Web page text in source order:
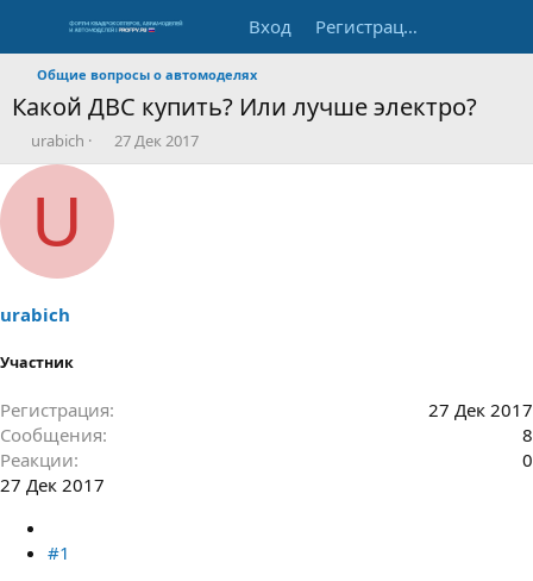
Вход Регистрация
Общие вопросы о автомоделях
Какой ДВС купить? Или лучше электро?
А
в
о
е
ы
urabich
Д
а
н
27 Дек 2017
U
urabich
Участник
Регистрация
27 Дек 2017
Сообщения
8
Реакции
0
27 Дек 2017
#1